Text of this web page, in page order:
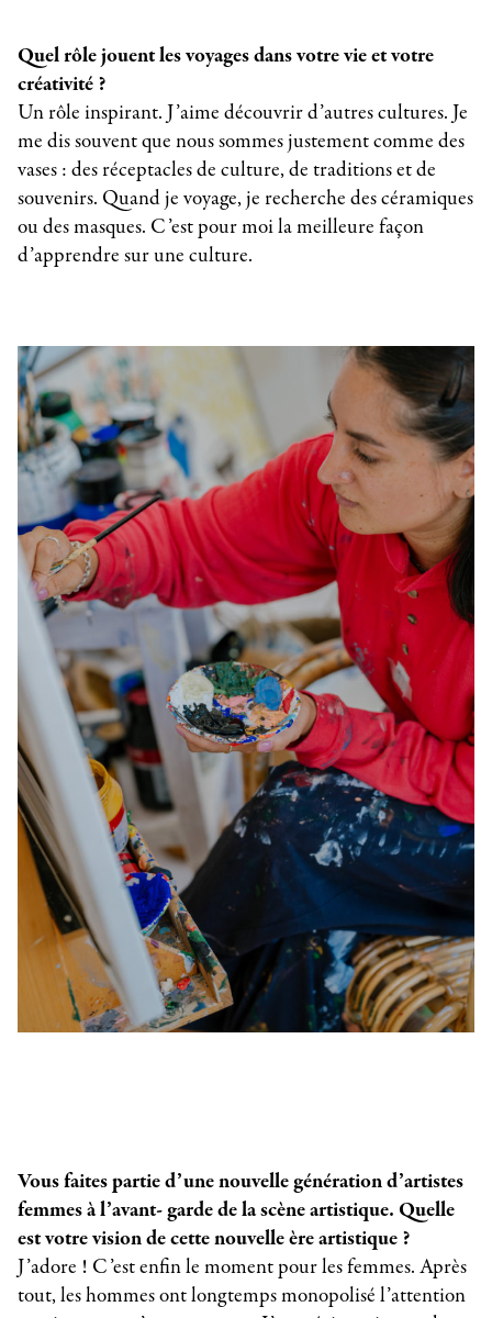
Quel rôle jouent les voyages dans votre vie et votre
créativité ?
Un rôle inspirant. J’aime découvrir d’autres cultures. Je
me dis souvent que nous sommes justement comme des
vases : des réceptacles de culture, de traditions et de
souvenirs. Quand je voyage, je recherche des céramiques
ou des masques. C’est pour moi la meilleure façon
d’apprendre sur une culture.
Vous faites partie d’une nouvelle génération d’artistes
femmes à l’avant- garde de la scène artistique. Quelle
est votre vision de cette nouvelle ère artistique ?
J’adore ! C’est enfin le moment pour les femmes. Après
tout, les hommes ont longtemps monopolisé l’attention